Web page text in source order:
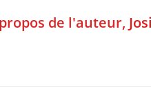
de l'auteur,